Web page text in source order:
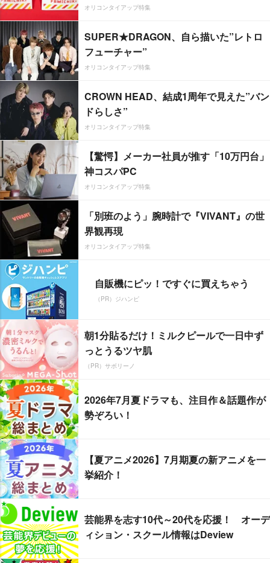
オリコンタイアップ特集
SUPER★DRAGON、自ら描いた”レトロ
フューチャー”
オリコンタイアップ特集
CROWN HEAD、結成1周年で見えた”バン
ドらしさ”
オリコンタイアップ特集
【驚愕】メーカー社員が推す「10万円台」
神コスパPC
オリコンタイアップ特集
「別班のよう」腕時計で『VIVANT』の世
界観再現
オリコンタイアップ特集
自販機にピッ！ですぐに買えちゃう
（PR）ジハンピ
朝1分貼るだけ！ミルクピールで一日中ず
っとうるツヤ肌
（PR）サボリーノ
2026年7月夏ドラマも、注目作＆話題作が
勢ぞろい！
【夏アニメ2026】7月期夏の新アニメを一
挙紹介！
芸能界を志す10代～20代を応援！ オーデ
ィション・スクール情報はDeview